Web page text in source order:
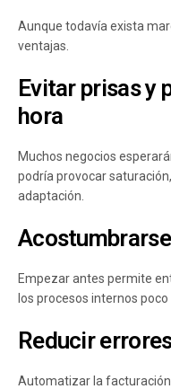
Aunque todavía exista
ventajas.
Evitar prisas y
hora
Muchos negocios
podría provocar
adaptación.
Empezar antes permite
los procesos internos poco
Reducir
Automatizar la